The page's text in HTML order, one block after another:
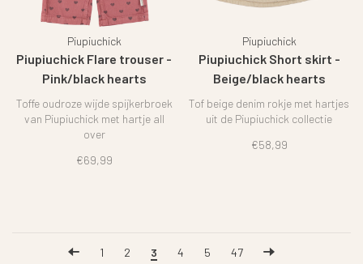
Piupiuchick
Piupiuchick Flare trouser -
Pink/black hearts
Toffe oudroze wijde spijkerbroek
van Piupiuchick met hartje all
over
€69,99
Piupiuchick
Piupiuchick Short skirt -
Beige/black hearts
Tof beige denim rokje met hartjes
uit de Piupiuchick collectie
€58,99
1 2 3 4 5
47